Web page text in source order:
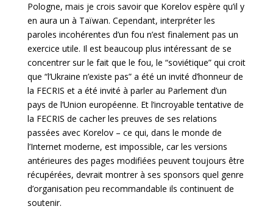
Pologne, mais je crois savoir que Korelov espère qu’il y
en aura un à Taïwan. Cependant, interpréter les
paroles incohérentes d’un fou n’est finalement pas un
exercice utile. Il est beaucoup plus intéressant de se
concentrer sur le fait que le fou, le “soviétique” qui croit
que “l’Ukraine n’existe pas” a été un invité d’honneur de
la FECRIS et a été invité à parler au Parlement d’un
pays de l’Union européenne. Et l’incroyable tentative de
la FECRIS de cacher les preuves de ses relations
passées avec Korelov – ce qui, dans le monde de
l’Internet moderne, est impossible, car les versions
antérieures des pages modifiées peuvent toujours être
récupérées, devrait montrer à ses sponsors quel genre
d’organisation peu recommandable ils continuent de
soutenir.